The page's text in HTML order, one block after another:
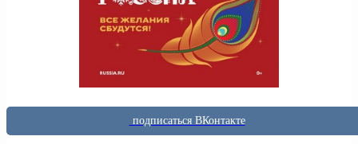
подписаться ВКонтакте